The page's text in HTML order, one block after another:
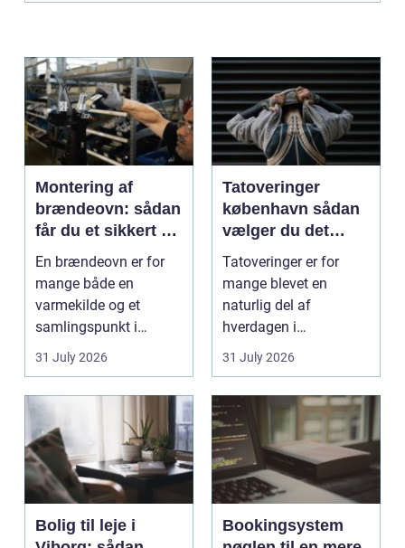
Montering af
brændeovn: sådan
får du et sikkert og
smukt resultat
En brændeovn er for
mange både en
varmekilde og et
samlingspunkt i
hjemmet. Flammerne
31 July 2026
Tatoveringer
københavn sådan
vælger du det
rigtige studie
Tatoveringer er for
mange blevet en
naturlig del af
hverdagen i
København. Byen er
fyldt med dygtige...
31 July 2026
Bolig til leje i
Bookingsystem